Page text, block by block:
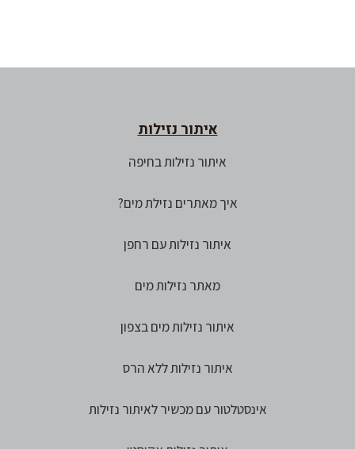
איתור נזילות
איתור נזילות בחיפה
איך מאתרים נזילת מים?
איתור נזילות עם רחפן
מאתר נזילות מים
איתור נזילות מים בצפון
איתור נזילות ללא הרס
אינסטלטור עם מכשיר לאיתור נזילות